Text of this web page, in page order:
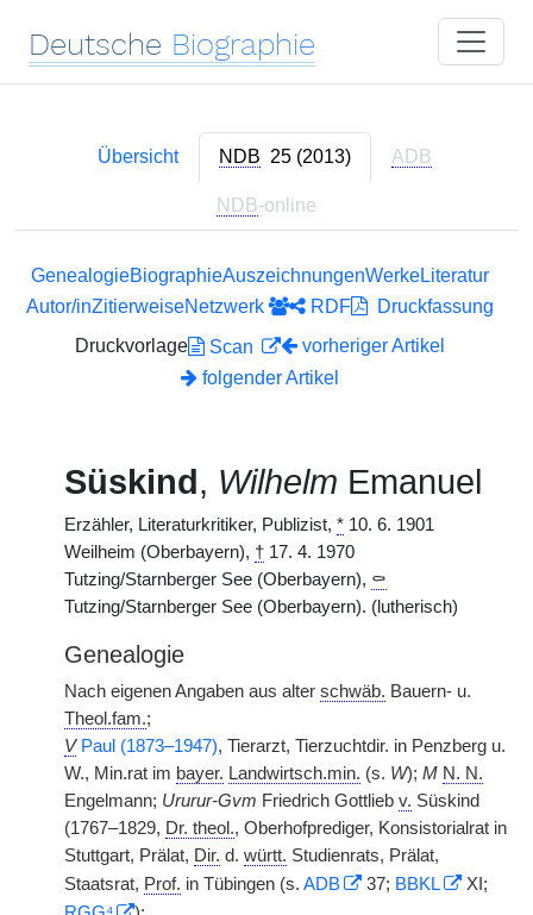
Deutsche Biographie
Übersicht NDB 25 (2013) ADB
NDB-online
GenealogieBiographieAuszeichnungenWerkeLiteratur
Autor/inZitierweiseNetzwerk RDF
Druckfassung
Druckvorlage
Scan
vorheriger Artikel
folgender Artikel
Süskind, Wilhelm Emanuel
Erzähler, Literaturkritiker, Publizist, * 10. 6. 1901
Weilheim (Oberbayern), † 17. 4. 1970
Tutzing/Starnberger See (Oberbayern), ⚰
Tutzing/Starnberger See (Oberbayern). (lutherisch)
Genealogie
Nach eigenen Angaben aus alter schwäb. Bauern- u.
Theol.fam.;
V Paul (1873–1947), Tierarzt, Tierzuchtdir. in Penzberg u.
W., Min.rat im bayer. Landwirtsch.min. (s. W); M N. N.
Engelmann; Ururur-Gvm Friedrich Gottlieb v. Süskind
(1767–1829, Dr. theol., Oberhofprediger, Konsistorialrat in
Stuttgart, Prälat, Dir. d. württ. Studienrats, Prälat,
Staatsrat, Prof. in Tübingen (s. ADB 37; BBKL
XI;